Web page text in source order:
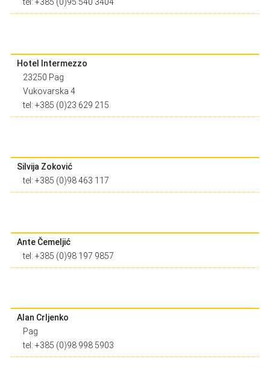
Hotel Intermezzo
23250 Pag
Vukovarska 4
tel: +385 (0)23 629 215
Silvija Zoković
tel: +385 (0)98 463 117
Ante Čemeljić
tel: +385 (0)98 197 9857
Alan Crljenko
Pag
tel: +385 (0)98 998 5903